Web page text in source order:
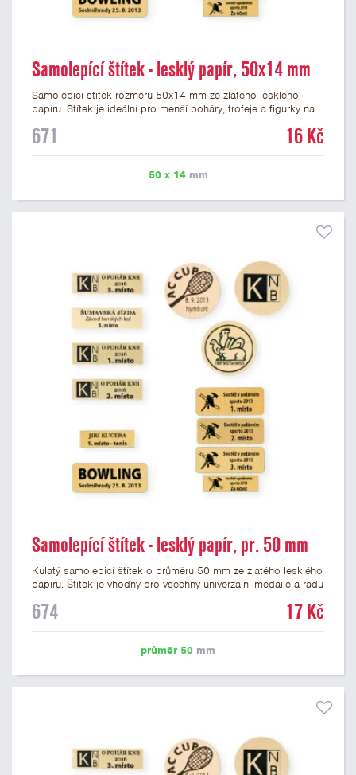
Samolepící štítek - lesklý papír, 50x14 mm
Samolepicí štítek rozměru 50x14 mm ze zlatého lesklého
papíru. Štítek je ideální pro menší poháry, trofeje a figurky na
libovolné logo nebo text. U textu doporučujeme maximálně 3
prvním kroku objednávky.
671 16 Kč
50 x 14mm
Samolepící štítek - lesklý papír, pr. 50 mm
Kulatý samolepicí štítek o průměru 50 mm ze zlatého lesklého
papíru. Štítek je vhodný pro všechny univerzální medaile a řadu
mm. Na štítek je možné vytisknout logo nebo text dle vašeho
674 17 Kč
průměr 50 mm